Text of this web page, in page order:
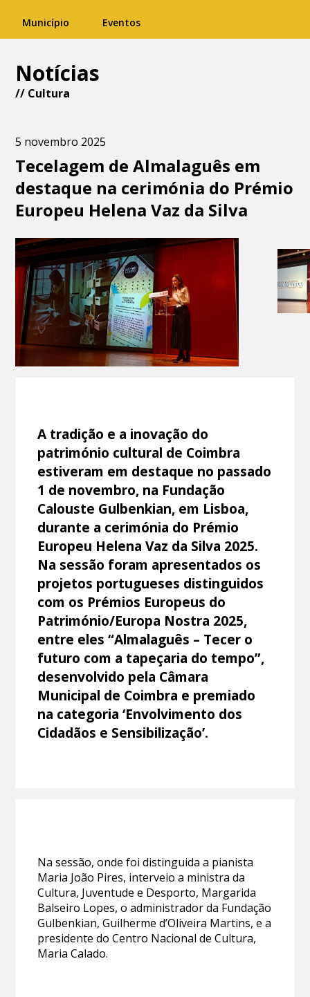
Município Eventos
Notícias
// Cultura
5 novembro 2025
Tecelagem de Almalaguês em
destaque na cerimónia do Prémio
Europeu Helena Vaz da Silva
A tradição e a inovação do
património cultural de Coimbra
estiveram em destaque no passado
1 de novembro, na Fundação
Calouste Gulbenkian, em Lisboa,
durante a cerimónia do Prémio
Europeu Helena Vaz da Silva 2025.
Na sessão foram apresentados os
projetos portugueses distinguidos
com os Prémios Europeus do
Património/Europa Nostra 2025,
entre eles “Almalaguês – Tecer o
futuro com a tapeçaria do tempo”,
desenvolvido pela Câmara
Municipal de Coimbra e premiado
na categoria ‘Envolvimento dos
Cidadãos e Sensibilização’.
Na sessão, onde foi distinguida a pianista
Maria João Pires, interveio a ministra da
Cultura, Juventude e Desporto, Margarida
Balseiro Lopes, o administrador da Fundação
Gulbenkian, Guilherme d’Oliveira Martins, e a
presidente do Centro Nacional de Cultura,
Maria Calado.